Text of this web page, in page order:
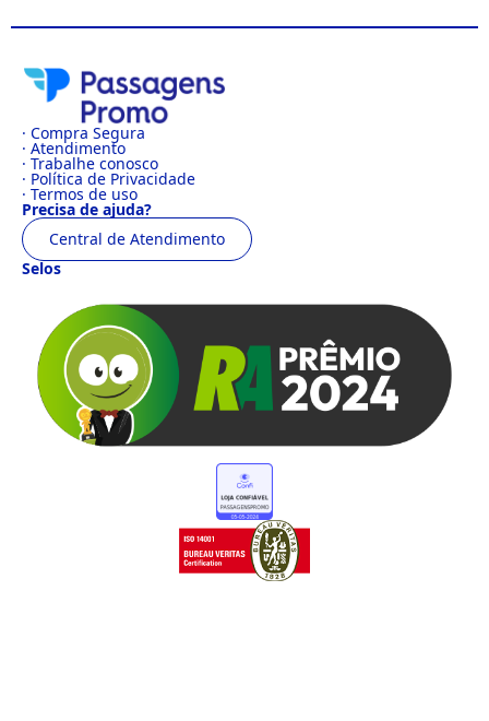
· Compra Segura
· Atendimento
· Trabalhe conosco
· Política de Privacidade
· Termos de uso
Precisa de ajuda?
Central de Atendimento
Selos